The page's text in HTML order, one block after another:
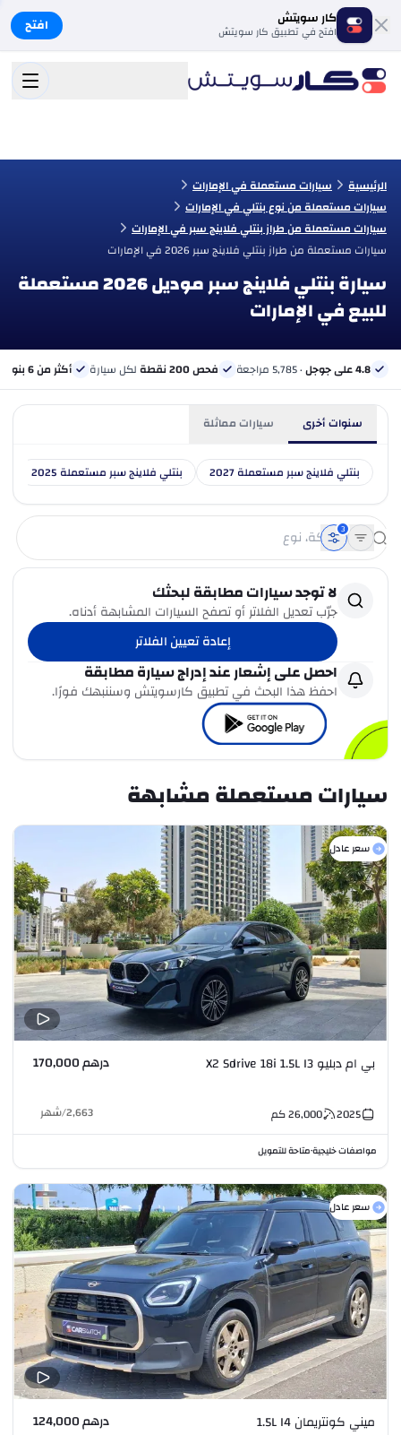
كار سويتش
افتح في تطبيق كار سويتش افتح
الرئيسية
سيارات مستعملة في الإمارات
سيارات مستعملة من نوع بنتلي في الإمارات
سيارات مستعملة من طراز بنتلي فلاينج سبر في الإمارات
سيارات مستعملة من طراز بنتلي فلاينج سبر 2026 في الإمارات
سيارة بنتلي فلاينج سبر موديل 2026 مستعملة
للبيع في الإمارات
4.8 على جوجل · 5,785 مراجعة فحص 200 نقطة لكل سيارة أكثر من 6 بنوك
سنوات أخرى سيارات مماثلة
بنتلي فلاينج سبر مستعملة 2027 بنتلي فلاينج سبر مستعملة 2025
3
لا توجد سيارات مطابقة لبحثك
جرّب تعديل الفلاتر أو تصفح السيارات المشابهة أدناه.
إعادة تعيين الفلاتر
احصل على إشعار عند إدراج سيارة مطابقة
احفظ هذا البحث في تطبيق كارسويتش وسننبهك فورًا.
سيارات مستعملة مشابهة
سعر عادل
بي ام دبليو X2 Sdrive 18i 1.5L I3 درهم 170,000
2025
26,000كم 2,663
/شهر
مواصفات خليجية•متاحة للتمويل
سعر عادل
ميني كونتريمان 1.5L I4 درهم 124,000